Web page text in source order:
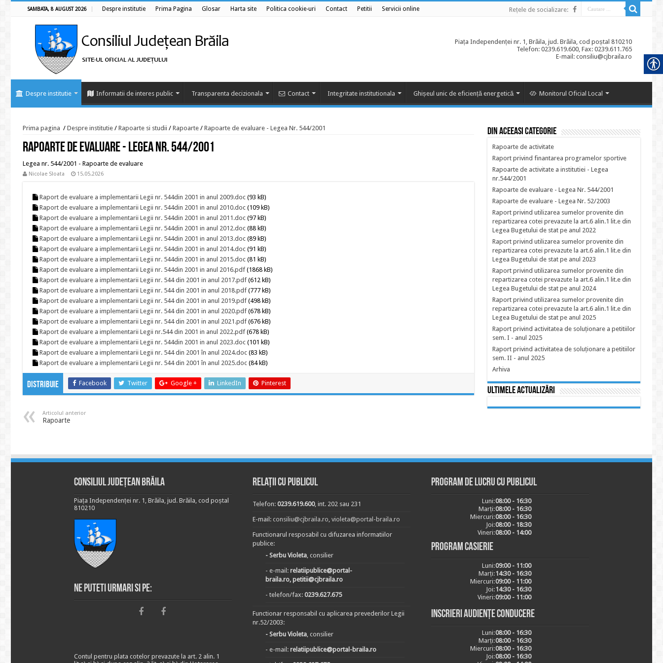
SAMBATA, 8 AUGUST 2026 Despre institutie Prima Pagina Glosar Harta site Politica cookie-uri Contact Petitii Servicii online Rețele de socializare:
Piața Independenței nr. 1, Brăila, jud. Brăila, cod poștal 810210
Telefon: 0239.619.600, Fax: 0239.611.765
E-mail: consiliu@cjbraila.ro
Despre institutie Informatii de interes public Transparenta decizionala Contact Integritate institutionala Ghișeul unic de eficiență energetică Monitorul Oficial Local
Prima pagina / Despre institutie / Rapoarte si studii / Rapoarte / Rapoarte de evaluare - Legea Nr. 544/2001
Rapoarte de evaluare - Legea Nr. 544/2001
Legea nr. 544/2001 - Rapoarte de evaluare
Nicolae Sloata 15.05.2026
Raport de evaluare a implementarii Legii nr. 544din 2001 in anul 2009.doc (93 kB)
Raport de evaluare a implementarii Legii nr. 544din 2001 in anul 2010.doc (109 kB)
Raport de evaluare a implementarii Legii nr. 544din 2001 in anul 2011.doc (97 kB)
Raport de evaluare a implementarii Legii nr. 544din 2001 in anul 2012.doc (88 kB)
Raport de evaluare a implementarii Legii nr. 544din 2001 in anul 2013.doc (89 kB)
Raport de evaluare a implementarii Legii nr. 544din 2001 in anul 2014.doc (91 kB)
Raport de evaluare a implementarii Legii nr. 544din 2001 in anul 2015.doc (81 kB)
Raport de evaluare a implementarii Legii nr. 544din 2001 in anul 2016.pdf (1868 kB)
Raport de evaluare a implementarii Legii nr. 544 din 2001 in anul 2017.pdf (612 kB)
Raport de evaluare a implementarii Legii nr. 544 din 2001 in anul 2018.pdf (777 kB)
Raport de evaluare a implementarii Legii nr. 544 din 2001 in anul 2019.pdf (498 kB)
Raport de evaluare a implementarii Legii nr. 544 din 2001 in anul 2020.pdf (678 kB)
Raport de evaluare a implementarii Legii nr. 544 din 2001 in anul 2021.pdf (676 kB)
Raport de evaluare a implementarii Legii nr.544 din 2001 in anul 2022.pdf (678 kB)
Raport de evaluare a implementarii Legii nr. 544din 2001 in anul 2023.doc (101 kB)
Raport de evaluare a implementarii Legii nr. 544 din 2001 în anul 2024.doc (83 kB)
Raport de evaluare a implementarii Legii nr. 544 din 2001 în anul 2025.doc (84 kB)
Distribuie Facebook Twitter Google + LinkedIn Pinterest
Articolul anterior
Rapoarte
Din aceeasi categorie
Rapoarte de activitate
Raport privind finantarea programelor sportive
Rapoarte de activitate a institutiei - Legea
nr.544/2001
Rapoarte de evaluare - Legea Nr. 544/2001
Rapoarte de evaluare - Legea Nr. 52/2003
Raport privind utilizarea sumelor provenite din
repartizarea cotei prevazute la art.6 alin.1 lit.e din
Legea Bugetului de stat pe anul 2022
Raport privind utilizarea sumelor provenite din
repartizarea cotei prevazute la art.6 alin.1 lit.e din
Legea Bugetului de stat pe anul 2023
Raport privind utilizarea sumelor provenite din
repartizarea cotei prevazute la art.6 alin.1 lit.e din
Legea Bugetului de stat pe anul 2024
Raport privind utilizarea sumelor provenite din
repartizarea cotei prevazute la art.6 alin.1 lit.e din
Legea Bugetului de stat pe anul 2025
Raport privind activitatea de soluționare a petitiilor
sem. I - anul 2025
Raport privind activitatea de soluționare a petitiilor
sem. II - anul 2025
Arhiva
Ultimele actualizări
Consiliul Județean Brăila
Piața Independenței nr. 1, Brăila, jud. Brăila, cod poștal
810210
Ne puteti urmari si pe:
Contul pentru plata cotelor prevazute la art. 2 alin. 1
Relații cu publicul
Telefon: 0239.619.600, int. 202 sau 231
E-mail: consiliu@cjbraila.ro, violeta@portal-braila.ro
Functionarul resposabil cu difuzarea informatiilor
publice:
- Serbu Violeta, consilier
- e-mail: relatiipublice@portal-
braila.ro, petitii@cjbraila.ro
- telefon/fax: 0239.627.675
Functionar responsabil cu aplicarea prevederilor Legii
nr.52/2003:
- Serbu Violeta, consilier
- e-mail: relatiipublice@portal-braila.ro
Program de lucru cu publicul
Luni:08:00 - 16:30
Marți:08:00 - 16:30
Miercuri:08:00 - 16:30
Joi:08:00 - 18:30
Vineri:08:00 - 14:00
Program casierie
Luni:09:00 - 11:00
Marți:14:30 - 16:30
Miercuri:09:00 - 11:00
Joi:14:30 - 16:30
Vineri:09:00 - 11:00
Inscrieri audiențe conducere
Luni:08:00 - 16:30
Marți:08:00 - 16:30
Miercuri:08:00 - 16:30
Joi:08:00 - 16:30